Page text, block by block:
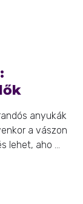
anyukák
a vászon
aho ...